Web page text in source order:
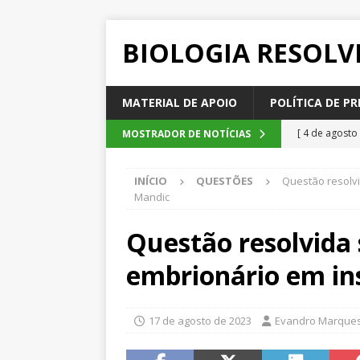
BIOLOGIA
MATERIAL DE APOIO POLÍTICA DE
MOSTRADOR DE NOTÍCIAS [ 4 de agosto
[ 3 de
[ 2 de
[ 1 de
[ 5 de
2026
INÍCIO QUESTÕES
Questão
Mandic
Questão
embrionário em
17 de agosto de 2023 Evandro